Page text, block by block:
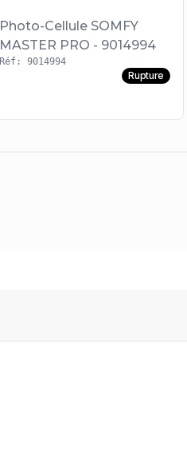
Photo-Cellule SOMFY
MASTER PRO - 9014994
Réf: 9014994
Rupture